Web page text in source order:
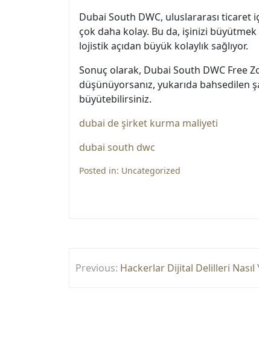
Dubai South DWC, uluslararası
çok daha kolay. Bu da, işinizi büyütmek
lojistik açıdan büyük kolaylık sağlıyor.
Sonuç olarak, Dubai South DWC Free
düşünüyorsanız, yukarıda bahsedilen
büyütebilirsiniz.
dubai de şirket kurma maliyeti
dubai south dwc
Posted in: Uncategorized
Yazı
Previous: Hackerlar Dijital Delilleri Nasıl